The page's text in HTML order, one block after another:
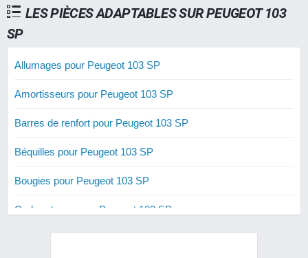
LES PIÈCES ADAPTABLES SUR PEUGEOT 103
SP
Allumages pour Peugeot 103 SP
Amortisseurs pour Peugeot 103 SP
Barres de renfort pour Peugeot 103 SP
Béquilles pour Peugeot 103 SP
Bougies pour Peugeot 103 SP
Carburateurs pour Peugeot 103 SP